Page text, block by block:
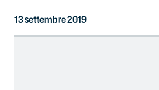
13 settembre 2019